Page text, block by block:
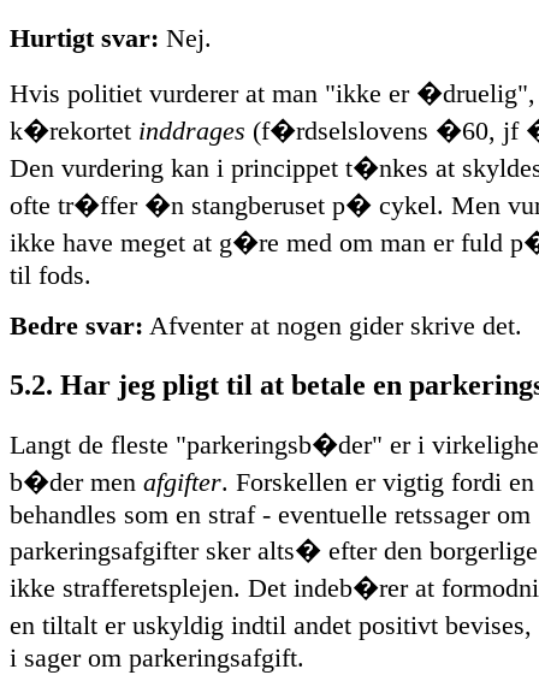
Hurtigt svar: Nej.
Hvis politiet vurderer at man "ikke er �druelig",
k�rekortet inddrages (f�rdselslovens �60, jf
Den vurdering kan i princippet t�nkes at
ofte tr�ffer �n stangberuset p� cykel. Men
ikke have meget at g�re med om man er fuld
til fods.
Bedre svar: Afventer at nogen gider skrive det.
5.2. Har jeg pligt til at betale en
Langt de fleste "parkeringsb�der" er i
b�der men afgifter. Forskellen er vigtig fordi
behandles som en straf - eventuelle retssager om
parkeringsafgifter sker alts� efter den
ikke strafferetsplejen. Det indeb�rer at
en tiltalt er uskyldig indtil andet positivt
i sager om parkeringsafgift.